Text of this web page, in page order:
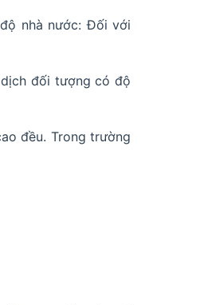
nhà nước: Đối với
đối tượng có độ
đều. Trong trường